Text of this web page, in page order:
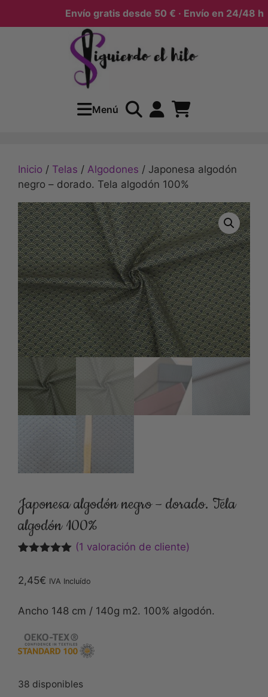
Envío gratis desde 50 € · Envío en 24/48 h
Menú
Inicio / Telas / Algodones / Japonesa algodón
negro – dorado. Tela algodón 100%
Japonesa algodón negro – dorado. Tela
algodón 100%
de 5 en
de un
(1 valoración de cliente)
2,45€ IVA Incluído
Ancho 148 cm / 140g m2. 100% algodón.
38 disponibles